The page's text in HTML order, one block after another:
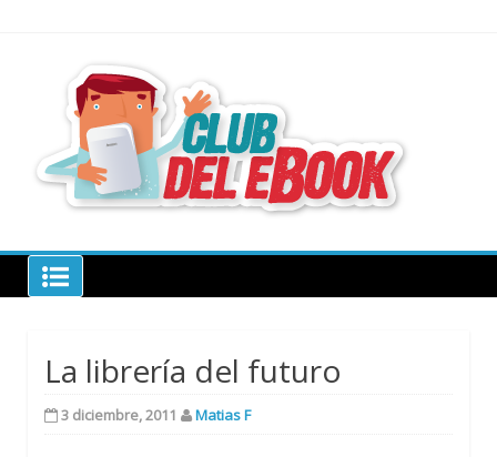
Club del ebook
La librería del futuro
3 diciembre, 2011 Matias F